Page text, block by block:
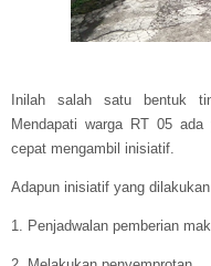
Inilah salah satu bentuk
Mendapati warga RT 05
cepat mengambil inisiatif.
Adapun inisiatif yang
1. Penjadwalan pemberian